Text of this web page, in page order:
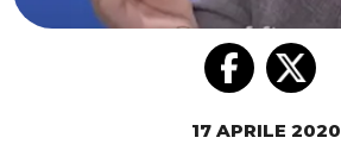
17 APRILE 2020